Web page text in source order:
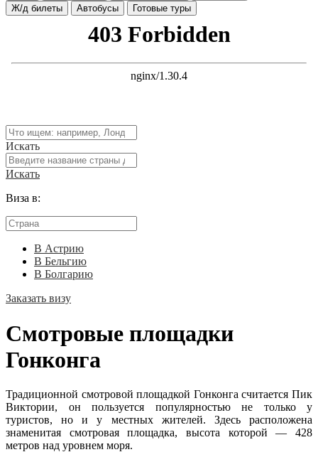
Ж/д билеты
Автобусы Готовые туры
Искать
Искать
Виза в:
В Астрию
В Бельгию
В Болгарию
Заказать визу
Смотровые площадки
Гонконга
Традиционной смотровой площадкой Гонконга считается Пик
Виктории, он пользуется популярностью не только у
туристов, но и у местных жителей. Здесь расположена
знаменитая смотровая площадка, высота которой — 428
метров над уровнем моря.